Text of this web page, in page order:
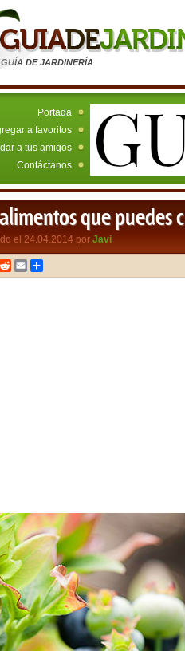
GUÍA DE JARDINERÍA
Portada
a favoritos
a tus amigos
Contáctanos
que puedes
el 24.04.2014 por Javi
Pinterest
RedditEmail